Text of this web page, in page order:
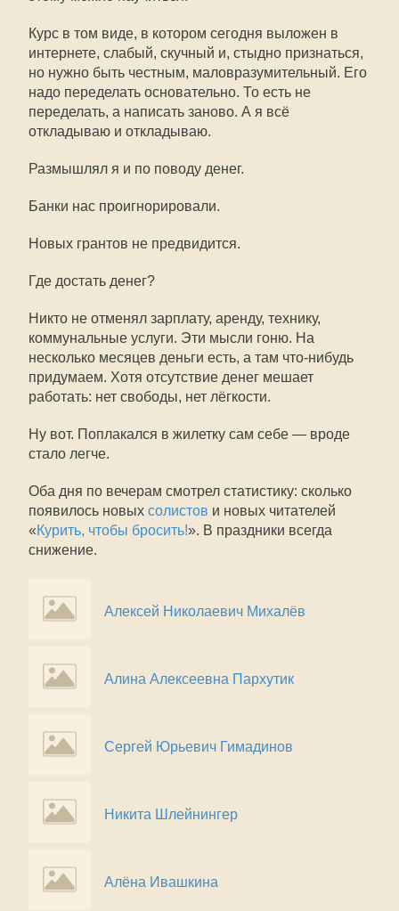
Курс в том виде, в котором сегодня выложен в
интернете, слабый, скучный и, стыдно признаться,
но нужно быть честным, маловразумительный. Его
надо переделать основательно. То есть не
переделать, а написать заново. А я всё
откладываю и откладываю.
Размышлял я и по поводу денег.
Банки нас проигнорировали.
Новых грантов не предвидится.
Где достать денег?
Никто не отменял зарплату, аренду, технику,
коммунальные услуги. Эти мысли гоню. На
несколько месяцев деньги есть, а там что-нибудь
придумаем. Хотя отсутствие денег мешает
работать: нет свободы, нет лёгкости.
Ну вот. Поплакался в жилетку сам себе — вроде
стало легче.
Оба дня по вечерам смотрел статистику: сколько
появилось новых солистов и новых читателей
«Курить, чтобы бросить!». В праздники всегда
снижение.
Алексей Николаевич Михалёв
Алина Алексеевна Пархутик
Сергей Юрьевич Гимадинов
Никита Шлейнингер
Алёна Ивашкина